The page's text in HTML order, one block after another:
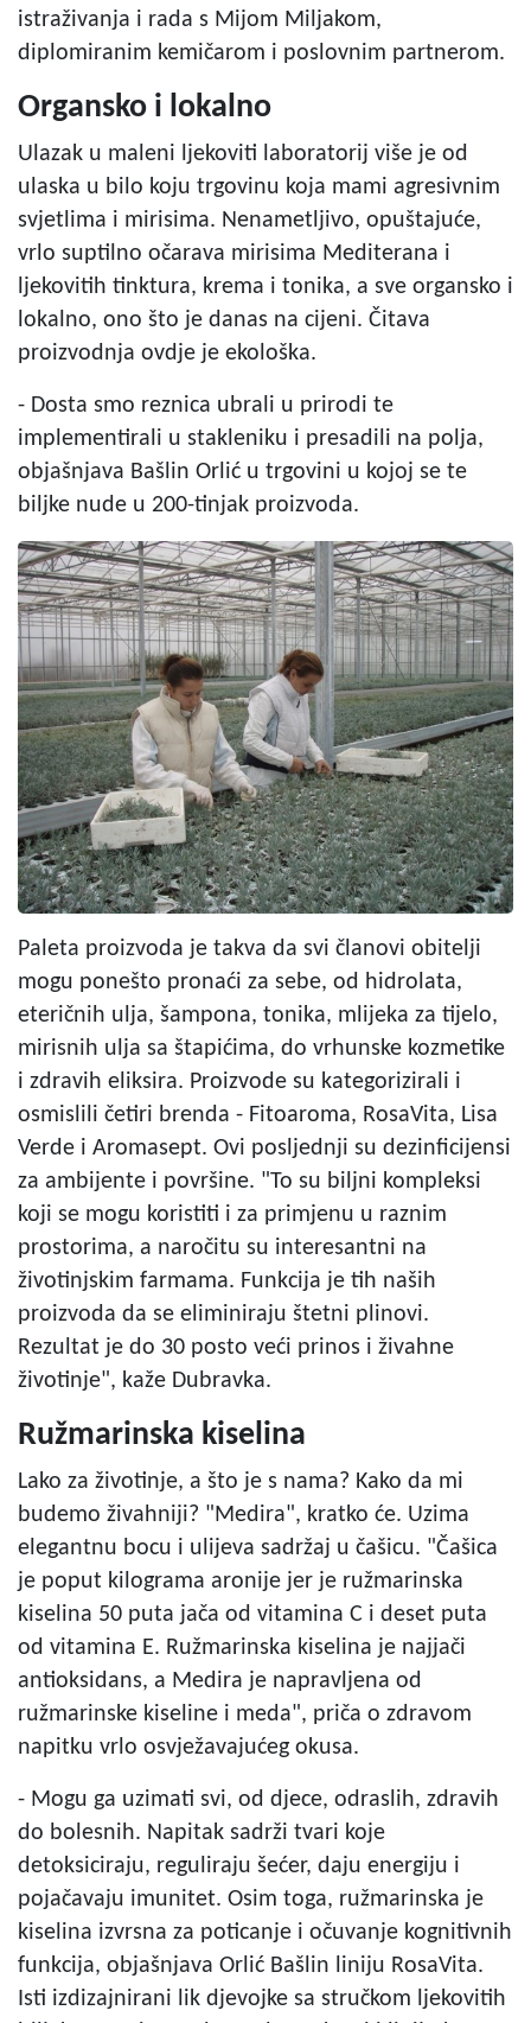
istraživanja i rada s Mijom Miljakom,
diplomiranim kemičarom i poslovnim partnerom.
Organsko i lokalno
Ulazak u maleni ljekoviti laboratorij više je od
ulaska u bilo koju trgovinu koja mami agresivnim
svjetlima i mirisima. Nenametljivo, opuštajuće,
vrlo suptilno očarava mirisima Mediterana i
ljekovitih tinktura, krema i tonika, a sve organsko i
lokalno, ono što je danas na cijeni. Čitava
proizvodnja ovdje je ekološka.
- Dosta smo reznica ubrali u prirodi te
implementirali u stakleniku i presadili na polja,
objašnjava Bašlin Orlić u trgovini u kojoj se te
biljke nude u 200-tinjak proizvoda.
Paleta proizvoda je takva da svi članovi obitelji
mogu ponešto pronaći za sebe, od hidrolata,
eteričnih ulja, šampona, tonika, mlijeka za tijelo,
mirisnih ulja sa štapićima, do vrhunske kozmetike
i zdravih eliksira. Proizvode su kategorizirali i
osmislili četiri brenda - Fitoaroma, RosaVita, Lisa
Verde i Aromasept. Ovi posljednji su dezinficijensi
za ambijente i površine. "To su biljni kompleksi
koji se mogu koristiti i za primjenu u raznim
prostorima, a naročitu su interesantni na
životinjskim farmama. Funkcija je tih naših
proizvoda da se eliminiraju štetni plinovi.
Rezultat je do 30 posto veći prinos i živahne
životinje", kaže Dubravka.
Ružmarinska kiselina
Lako za životinje, a što je s nama? Kako da mi
budemo živahniji? "Medira", kratko će. Uzima
elegantnu bocu i ulijeva sadržaj u čašicu. "Čašica
je poput kilograma aronije jer je ružmarinska
kiselina 50 puta jača od vitamina C i deset puta
od vitamina E. Ružmarinska kiselina je najjači
antioksidans, a Medira je napravljena od
ružmarinske kiseline i meda", priča o zdravom
napitku vrlo osvježavajućeg okusa.
- Mogu ga uzimati svi, od djece, odraslih, zdravih
do bolesnih. Napitak sadrži tvari koje
detoksiciraju, reguliraju šećer, daju energiju i
pojačavaju imunitet. Osim toga, ružmarinska je
kiselina izvrsna za poticanje i očuvanje kognitivnih
funkcija, objašnjava Orlić Bašlin liniju RosaVita.
Isti izdizajnirani lik djevojke sa stručkom ljekovitih